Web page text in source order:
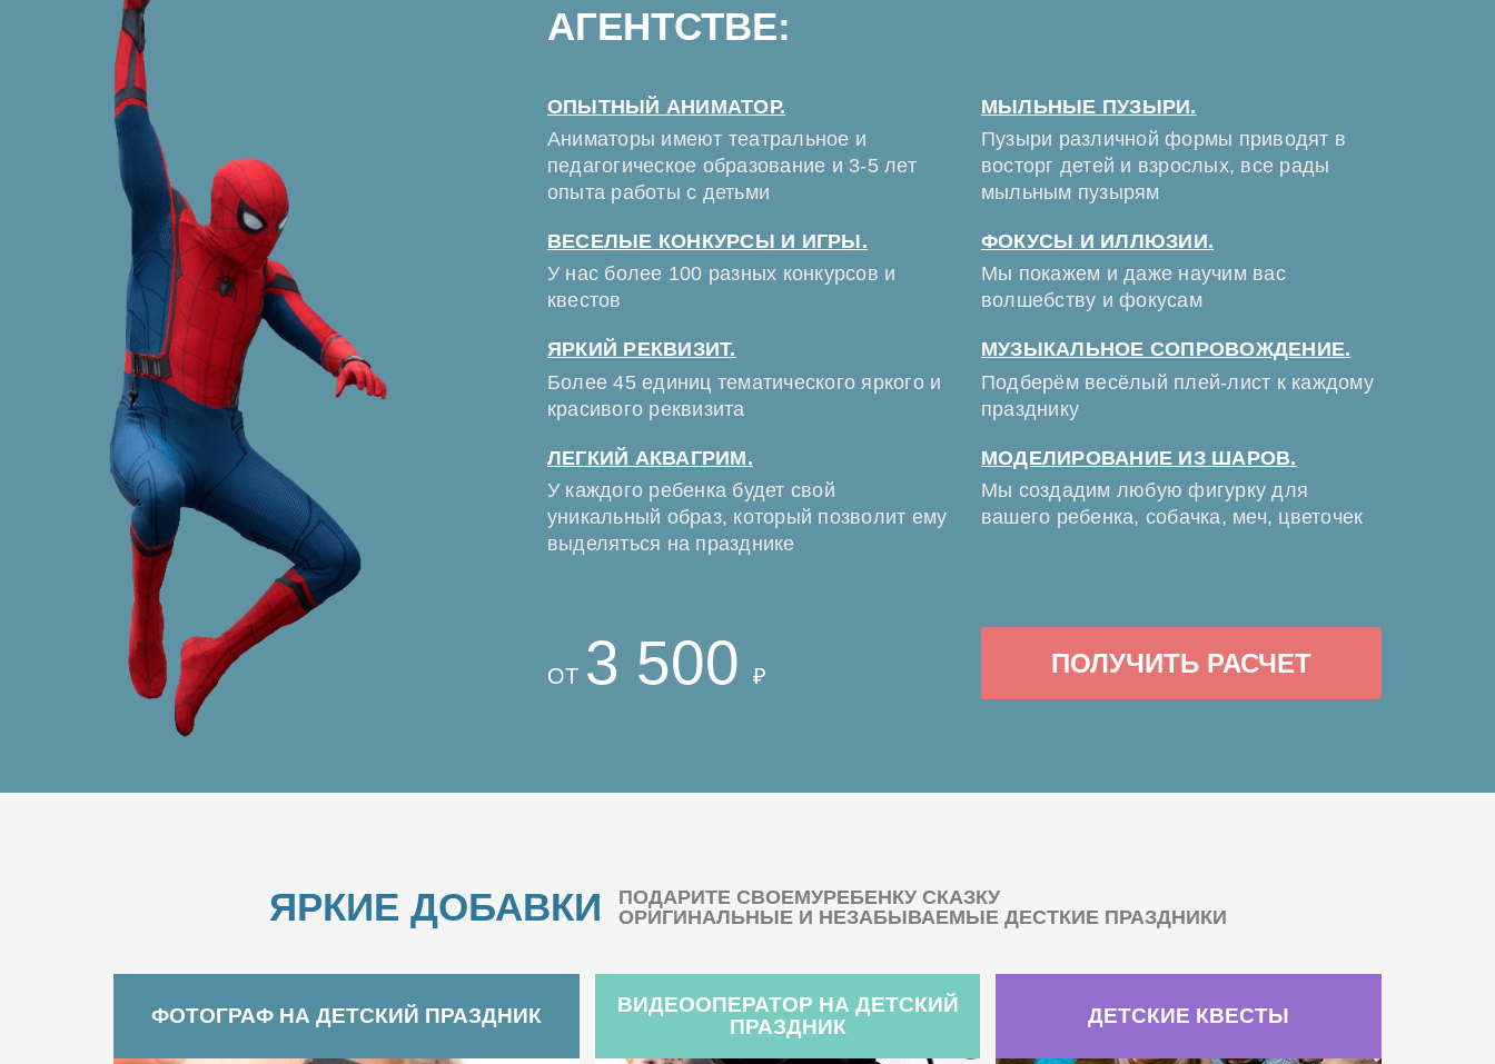
АГЕНТСТВЕ:
ОПЫТНЫЙ АНИМАТОР.
Аниматоры имеют театральное и
педагогическое образование и 3-5 лет
опыта работы с детьми
ВЕСЕЛЫЕ КОНКУРСЫ И ИГРЫ.
У нас более 100 разных конкурсов и
квестов
ЯРКИЙ РЕКВИЗИТ.
Более 45 единиц тематического яркого и
красивого реквизита
ЛЕГКИЙ АКВАГРИМ.
У каждого ребенка будет свой
уникальный образ, который позволит ему
выделяться на празднике
МЫЛЬНЫЕ ПУЗЫРИ.
Пузыри различной формы приводят в
восторг детей и взрослых, все рады
мыльным пузырям
ФОКУСЫ И ИЛЛЮЗИИ.
Мы покажем и даже научим вас
волшебству и фокусам
МУЗЫКАЛЬНОЕ СОПРОВОЖДЕНИЕ.
Подберём весёлый плей-лист к каждому
празднику
МОДЕЛИРОВАНИЕ ИЗ ШАРОВ.
Мы создадим любую фигурку для
вашего ребенка, собачка, меч, цветочек
ОТ 3 500 ₽ ПОЛУЧИТЬ РАСЧЕТ
ЯРКИЕ ДОБАВКИ
ПОДАРИТЕ СВОЕМУРЕБЕНКУ СКАЗКУ
ОРИГИНАЛЬНЫЕ И НЕЗАБЫВАЕМЫЕ ДЕСТКИЕ ПРАЗДНИКИ
ФОТОГРАФ НА ДЕТСКИЙ ПРАЗДНИК
ВИДЕООПЕРАТОР НА ДЕТСКИЙ
ПРАЗДНИК
ДЕТСКИЕ КВЕСТЫ